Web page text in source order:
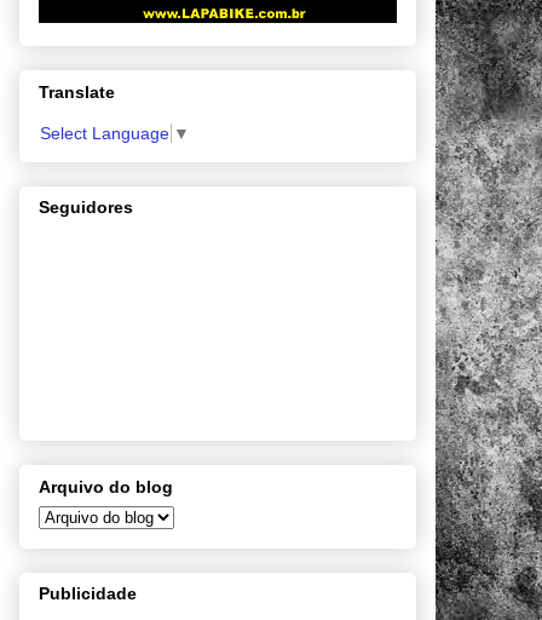
Translate
Select Language ▼
Seguidores
Arquivo do blog
Publicidade